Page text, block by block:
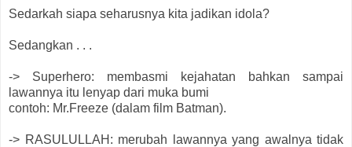
Sedarkah siapa seharusnya kita jadikan idola?
Sedangkan . . .
-> Superhero: membasmi kejahatan bahkan sampai
lawannya itu lenyap dari muka bumi
contoh: Mr.Freeze (dalam film Batman).
-> RASULULLAH: merubah lawannya yang awalnya tidak